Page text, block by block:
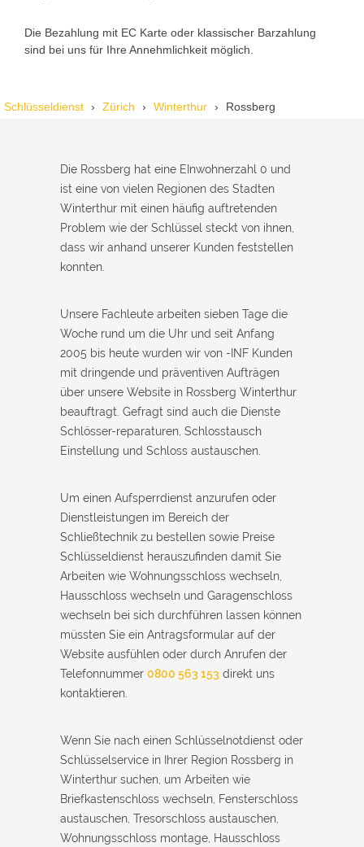
N Nadine H. aus Aadorf
Wir standen mit den Kindern vor verschlossener Tür – der
Die Bezahlung mit EC Karte oder klassischer Barzahlung
sind bei uns für Ihre Annehmlichkeit möglich.
Schlüsseldienst Zürich Winterthur Rossberg
Die Rossberg hat eine EInwohnerzahl 0 und
ist eine von vielen Regionen des Stadten
Winterthur mit einen häufig auftretenden
Problem wie der Schlüssel steckt von ihnen,
dass wir anhand unserer Kunden feststellen
konnten.
Unsere Fachleute arbeiten sieben Tage die
Woche rund um die Uhr und seit Anfang
2005 bis heute wurden wir von -INF Kunden
mit dringende und präventiven Aufträgen
über unsere Website in Rossberg Winterthur
beauftragt. Gefragt sind auch die Dienste
Schlösser-reparaturen, Schlosstausch
Einstellung und Schloss austauschen.
Um einen Aufsperrdienst anzurufen oder
Dienstleistungen im Bereich der
Schließtechnik zu bestellen sowie Preise
Schlüsseldienst herauszufinden damit Sie
Arbeiten wie Wohnungsschloss wechseln,
Hausschloss wechseln und Garagenschloss
wechseln bei sich durchführen lassen können
müssten Sie ein Antragsformular auf der
Website ausfühlen oder durch Anrufen der
Telefonnummer 0800 563 153 direkt uns
kontaktieren.
Wenn Sie nach einen Schlüsselnotdienst oder
Schlüsselservice in Ihrer Region Rossberg in
Winterthur suchen, um Arbeiten wie
Briefkastenschloss wechseln, Fensterschloss
austauschen, Tresorschloss austauschen,
Wohnungsschloss montage, Hausschloss